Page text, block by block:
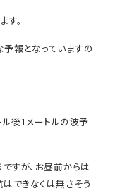
す。
報となっていますの
後1メートルの波予
すが、お昼前からは
できなくは無さそう